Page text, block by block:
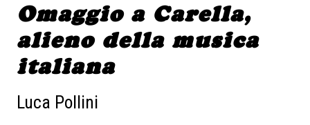
Omaggio a Carella,
alieno della musica
italiana
Luca Pollini